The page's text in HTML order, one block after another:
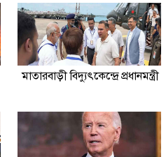
মাতারবাড়ী বিদ্যুৎকেন্দ্রে প্রধানমন্ত্রী